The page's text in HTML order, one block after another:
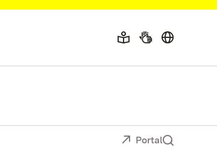
Portal